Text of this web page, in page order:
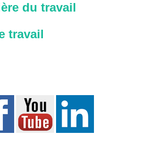
du travail
travail